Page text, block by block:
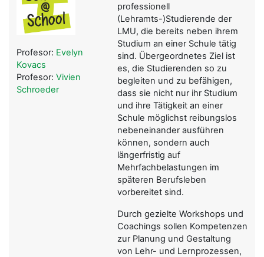
professionell
(Lehramts-)Studierende der
LMU, die bereits neben ihrem
Studium an einer Schule tätig
sind. Übergeordnetes Ziel ist
es, die Studierenden so zu
begleiten und zu befähigen,
dass sie nicht nur ihr Studium
und ihre Tätigkeit an einer
Schule möglichst reibungslos
nebeneinander ausführen
können, sondern auch
längerfristig auf
Mehrfachbelastungen im
späteren Berufsleben
vorbereitet sind.
Durch gezielte Workshops und
Coachings sollen Kompetenzen
zur Planung und Gestaltung
von Lehr- und Lernprozessen,
Profesor: Evelyn
Kovacs
Profesor: Vivien
Schroeder